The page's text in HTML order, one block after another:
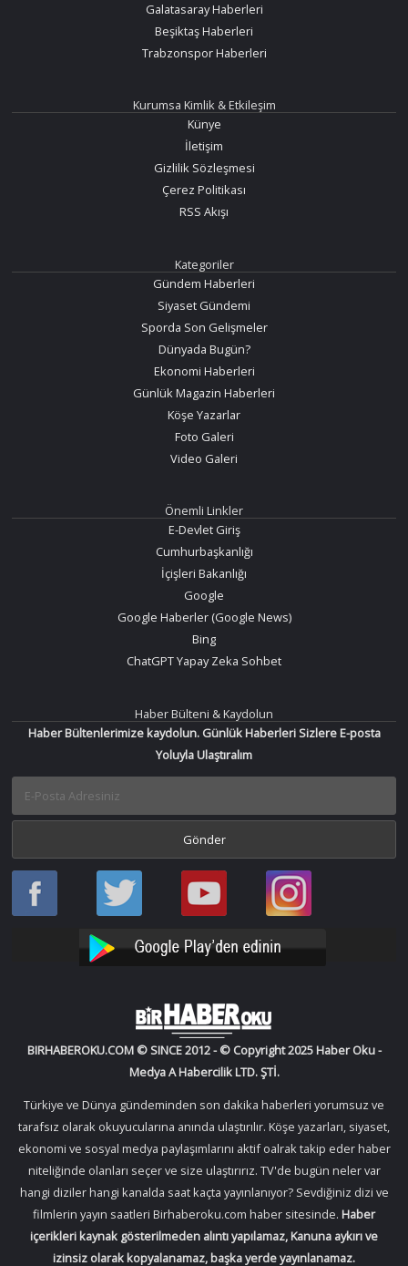
Galatasaray Haberleri
Beşiktaş Haberleri
Trabzonspor Haberleri
Kurumsa Kimlik & Etkileşim
Künye
İletişim
Gizlilik Sözleşmesi
Çerez Politikası
RSS Akışı
Kategoriler
Gündem Haberleri
Siyaset Gündemi
Sporda Son Gelişmeler
Dünyada Bugün?
Ekonomi Haberleri
Günlük Magazin Haberleri
Köşe Yazarlar
Foto Galeri
Video Galeri
Önemli Linkler
E-Devlet Giriş
Cumhurbaşkanlığı
İçişleri Bakanlığı
Google
Google Haberler (Google News)
Bing
ChatGPT Yapay Zeka Sohbet
Haber Bülteni & Kaydolun
Haber Bültenlerimize kaydolun. Günlük Haberleri Sizlere E-posta
Yoluyla Ulaştıralım
Haber
Oku
Haber
Oku
Bir
Haber
YouTube
Bir
Haber
Instagram
BIRHABEROKU.COM © SINCE 2012 - © Copyright 2025 Haber Oku -
Medya A Habercilik LTD. ŞTİ.
Türkiye ve Dünya gündeminden son dakika haberleri yorumsuz ve
tarafsız olarak okuyucularına anında ulaştırılır. Köşe yazarları, siyaset,
ekonomi ve sosyal medya paylaşımlarını aktif oalrak takip eder haber
niteliğinde olanları seçer ve size ulaştırırız. TV'de bugün neler var
hangi diziler hangi kanalda saat kaçta yayınlanıyor? Sevdiğiniz dizi ve
filmlerin yayın saatleri Birhaberoku.com haber sitesinde. Haber
içerikleri kaynak gösterilmeden alıntı yapılamaz, Kanuna aykırı ve
izinsiz olarak kopyalanamaz, başka yerde yayınlanamaz.